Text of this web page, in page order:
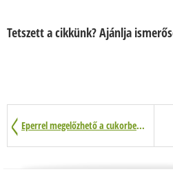
Tetszett a cikkünk? Ajánlja
Eperrel megelőzhető a cukorbetegség?